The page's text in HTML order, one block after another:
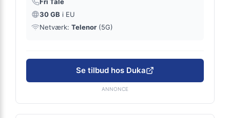
30 GB i EU
Netværk: Telenor (5G)
Se tilbud hos Duka
ANNONCE